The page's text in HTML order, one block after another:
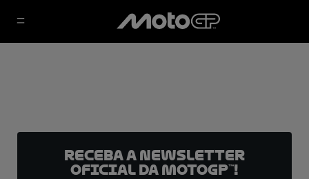
Receba a newsletter
oficial da MotoGP™!